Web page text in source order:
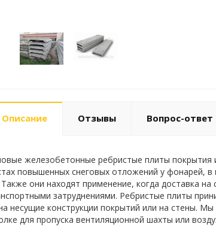
Описание Отзывы Вопрос-ответ
железобетонные ребристые плиты
повышенных снеговых отложений у фонарей, в
они находят применение, когда доставка
затруднениями. Ребристые плиты
несущие конструкции покрытий или на стены.
для пропуска вентиляционной шахты или